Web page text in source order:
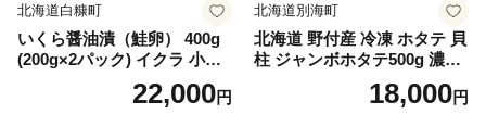
北海道白糠町
いくら醤油漬（鮭卵） 400g
(200g×2パック) イクラ 小分
け いくら醤油漬 鮭いくら い
くら醤油漬け 鮭 鮭卵 ikura
22,000円
北海道別海町
北海道 野付産 冷凍 ホタテ 貝
柱 ジャンボホタテ500g 濃厚
な旨味と甘み （ほたて ホタ
テ 帆立 貝柱 ホタテ貝柱 大玉
18,000円